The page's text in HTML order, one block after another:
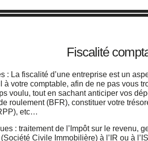
Fiscalité
: La fiscalité d’une entreprise est un
à votre comptable, afin de ne pas vous
voulu, tout en sachant anticiper vos
roulement (BFR), constituer votre
etc…
: traitement de l’Impôt sur le revenu,
Civile Immobilière) à l’IR ou à l’IS